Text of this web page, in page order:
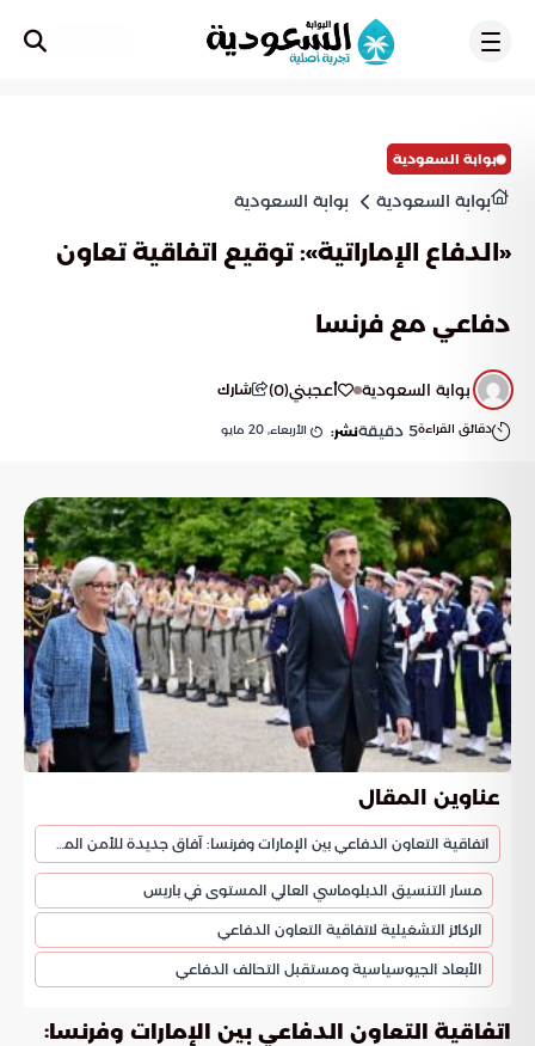
بوابة السعودية
بوابة السعودية بوابة السعودية
«الدفاع الإماراتية»: توقيع اتفاقية تعاون
دفاعي مع فرنسا
بوابة السعودية أعجبني(
0
) شارك
دقائق القراءة5 دقيقةنشر: الأربعاء, 20 مايو
عناوين المقال
اتفاقية التعاون الدفاعي بين الإمارات وفرنسا: آفاق جديدة للأمن المشترك
مسار التنسيق الدبلوماسي العالي المستوى في باريس
الركائز التشغيلية لاتفاقية التعاون الدفاعي
الأبعاد الجيوسياسية ومستقبل التحالف الدفاعي
اتفاقية التعاون الدفاعي بين الإمارات وفرنسا :